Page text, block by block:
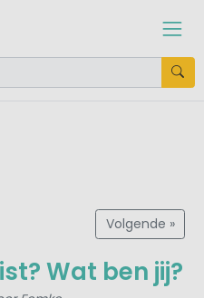
Volgende »
Wat ben jij?